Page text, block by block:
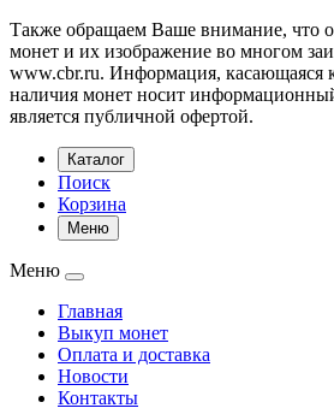
Также обращаем Ваше внимание, что
монет и их изображение во многом
www.cbr.ru. Информация, касающаяся
наличия монет носит
является публичной офертой.
Каталог
Поиск
Корзина
Меню
Меню
Главная
Выкуп монет
Оплата и доставка
Новости
Контакты